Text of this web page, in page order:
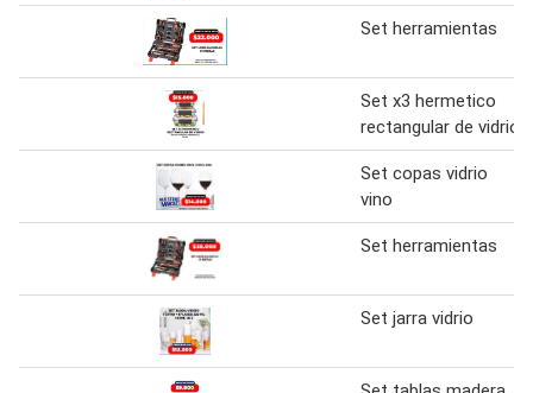
Set herramientas
Set x3 hermetico
rectangular de vidrio
Set copas vidrio
vino
Set herramientas
Set jarra vidrio